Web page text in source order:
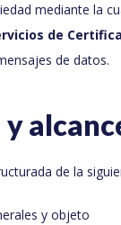
mediante la
de
de datos.
de la
y objeto